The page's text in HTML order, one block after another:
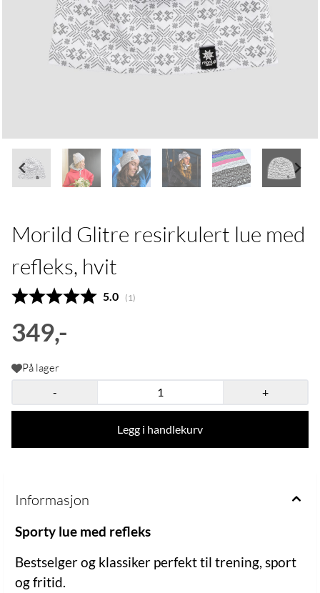
Morild Glitre resirkulert lue med
refleks, hvit
Gjennomsnittskarakter:
5.0 (stemmer:
1)
349,-
På lager
-
+
Legg i handlekurv
Informasjon
Sporty lue med refleks
Bestselger og klassiker perfekt til trening, sport
og fritid.